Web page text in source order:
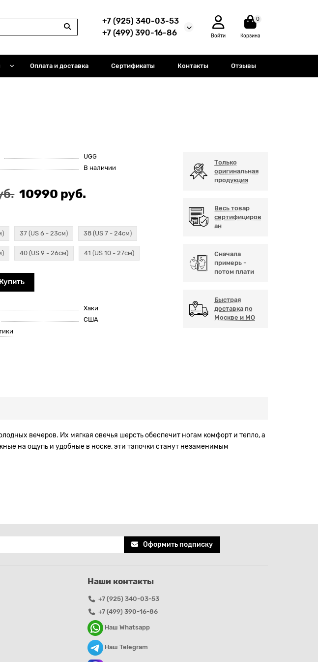
+7 (925) 340-03-53
+7 (499) 390-16-86
Войти
0
Корзина
Оплата и доставка Сертификаты Контакты Отзывы
UGG
В наличии
10990 руб.
37 (US 6 - 23см) 38 (US 7 - 24см)
40 (US 9 - 26см) 41 (US 10 - 27см)
Купить
Хаки
США
Только
оригинальная
продукция
Весь товар
сертифициров
ан
Сначала
примерь -
потом плати
Быстрая
доставка по
Москве и МО
вечеров. Их мягкая овечья шерсть обеспечит ногам комфорт и тепло, а
на ощупь и удобные в носке, эти тапочки станут незаменимым
Оформить подписку
Наши контакты
+7 (925) 340-03-53
+7 (499) 390-16-86
Наш Whatsapp
Наш Telegram